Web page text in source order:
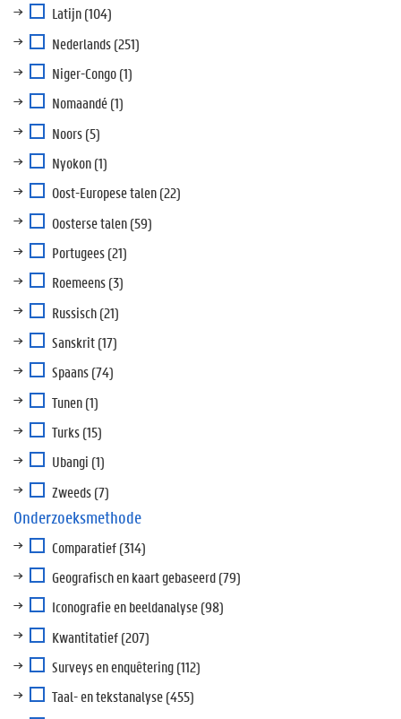
Latijn(104)
Nederlands(251)
Niger-Congo(1)
Nomaandé(1)
Noors(5)
Nyokon(1)
Oost-Europese talen(22)
Oosterse talen(59)
Portugees(21)
Roemeens(3)
Russisch(21)
Sanskrit(17)
Spaans(74)
Tunen(1)
Turks(15)
Ubangi (1)
Zweeds(7)
Onderzoeksmethode
Comparatief(314)
Geografisch en kaart gebaseerd(79)
Iconografie en beeldanalyse(98)
Kwantitatief(207)
Surveys en enquêtering(112)
Taal- en tekstanalyse(455)